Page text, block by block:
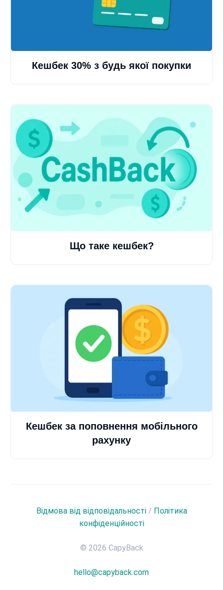
Кешбек 30% з будь якої покупки
Що таке кешбек?
Кешбек за поповнення мобільного
рахунку
Відмова від відповідальності/ Політика
конфіденційності
© 2026 CapyBack
hello@capyback.com